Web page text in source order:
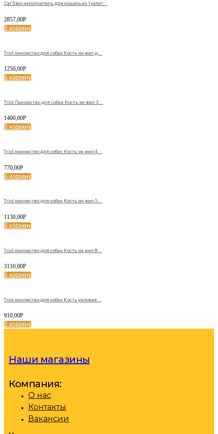
Cat Step наполнитель для кошачьих туалет...
2857,00Р
В корзину
Triol лакомство для собак Кость из жил д...
1250,00Р
В корзину
Triol Лакомство для собак Кость из жил 3...
1400,00Р
В корзину
Triol лакомство для собак Кость из жил 4...
770,00Р
В корзину
Triol лакомство для собак Кость из жил 5...
1130,00Р
В корзину
Triol лакомство для собак Кость из жил 8...
3110,00Р
В корзину
Triol лакомство для собак Кость узловая...
910,00Р
В корзину
Наши магазины
Компания:
О нас
Контакты
Вакансии